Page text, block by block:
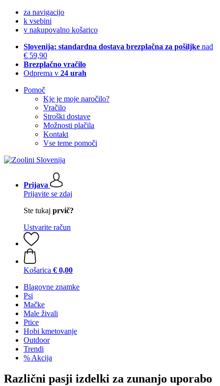
za navigacijo
k vsebini
v nakupovalno košarico
Slovenija: standardna dostava brezplačna za pošiljke nad
€ 59,90
Brezplačno vračilo
Odprema v 24 urah
Pomoč
Kje je moje naročilo?
Vračilo
Stroški dostave
Možnosti plačila
Kontakt
Vse teme pomoči
Prijava
Prijavite se zdaj
Ste tukaj prvič?
Ustvarite račun
Košarica € 0,00
Blagovne znamke
Psi
Mačke
Male živali
Ptice
Hobi kmetovanje
Outdoor
Trendi
% Akcija
Različni pasji izdelki za zunanjo uporabo